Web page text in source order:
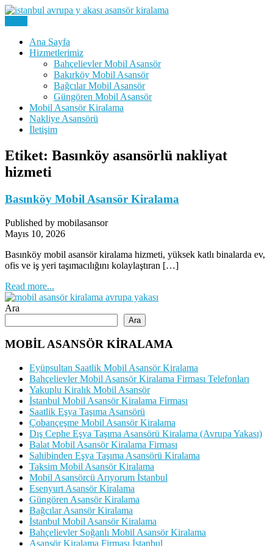
Skip
Avrupa Yakası Mobil Asansör
Kiralama
Ana Sayfa
Hizmetlerimiz
Bahçelievler Mobil Asansör
Bakırköy Mobil Asansör
Bağcılar Mobil Asansör
Güngören Mobil Asansör
Mobil Asansör Kiralama
Nakliye Asansörü
İletişim
Etiket: Basınköy asansörlü nakliyat
hizmeti
Basınköy Mobil Asansör Kiralama
Published by mobilasansor
Mayıs 10, 2026
Basınköy mobil asansör kiralama hizmeti, yüksek katlı binalarda ev,
ofis ve iş yeri taşımacılığını kolaylaştıran […]
Read more...
Ara
Ara
MOBİL ASANSÖR KİRALAMA
Eyüpsultan Saatlik Mobil Asansör Kiralama
Bahçelievler Mobil Asansör Kiralama Firması Telefonları
Yakuplu Kiralık Mobil Asansör
İstanbul Mobil Asansör Kiralama Firması
Saatlik Eşya Taşıma Asansörü
Çobançeşme Mobil Asansör Kiralama
Dış Cephe Eşya Taşıma Asansörü Kiralama (Avrupa Yakası)
Balat Mobil Asansör Kiralama Firması
Sahibinden Eşya Taşıma Asansörü Kiralama
Taksim Mobil Asansör Kiralama
Mobil Asansörcü Arıyorum İstanbul
Esenyurt Asansör Kiralama
Güngören Asansör Kiralama
Bağcılar Asansör Kiralama
İstanbul Mobil Asansör Kiralama
Bahçelievler Soğanlı Mobil Asansör Kiralama
Asansör Kiralama Firması İstanbul